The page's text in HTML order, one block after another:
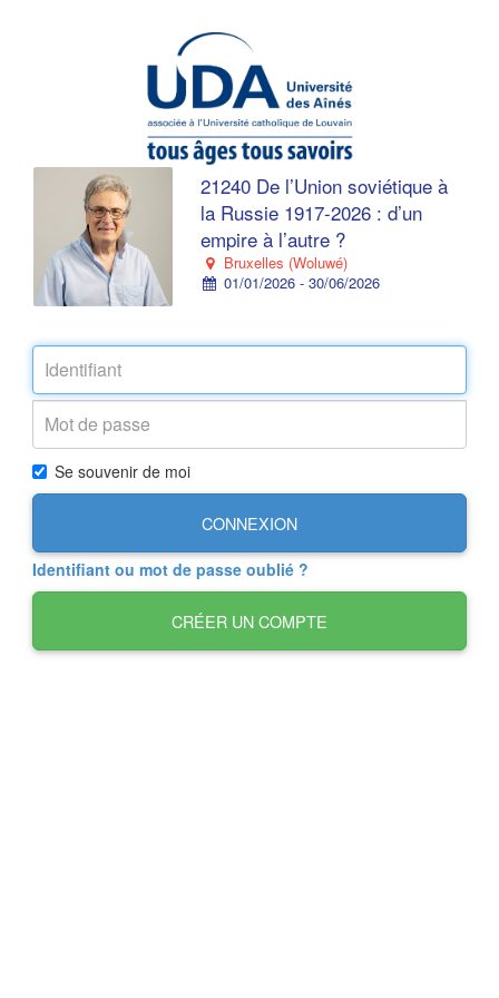
21240 De l’Union soviétique à
la Russie 1917-2026 : d’un
empire à l’autre ?
Bruxelles (Woluwé)
01/01/2026 - 30/06/2026
Se souvenir de moi
CONNEXION
Identifiant ou mot de passe oublié ?
CRÉER UN COMPTE